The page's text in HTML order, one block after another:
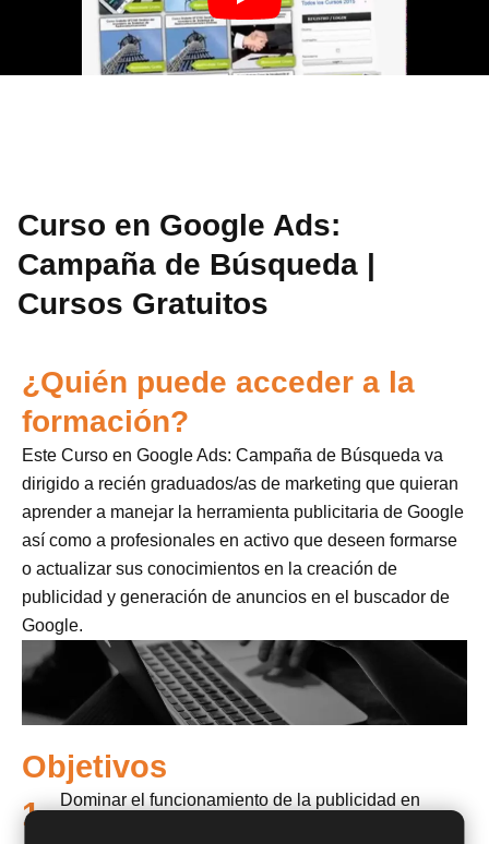
Curso en Google Ads:
Campaña de Búsqueda |
Cursos Gratuitos
¿Quién puede acceder a la
formación?
Este Curso en Google Ads: Campaña de Búsqueda va
dirigido a recién graduados/as de marketing que quieran
aprender a manejar la herramienta publicitaria de Google
así como a profesionales en activo que deseen formarse
o actualizar sus conocimientos en la creación de
publicidad y generación de anuncios en el buscador de
Google.
Objetivos
1.
Dominar el funcionamiento de la publicidad en